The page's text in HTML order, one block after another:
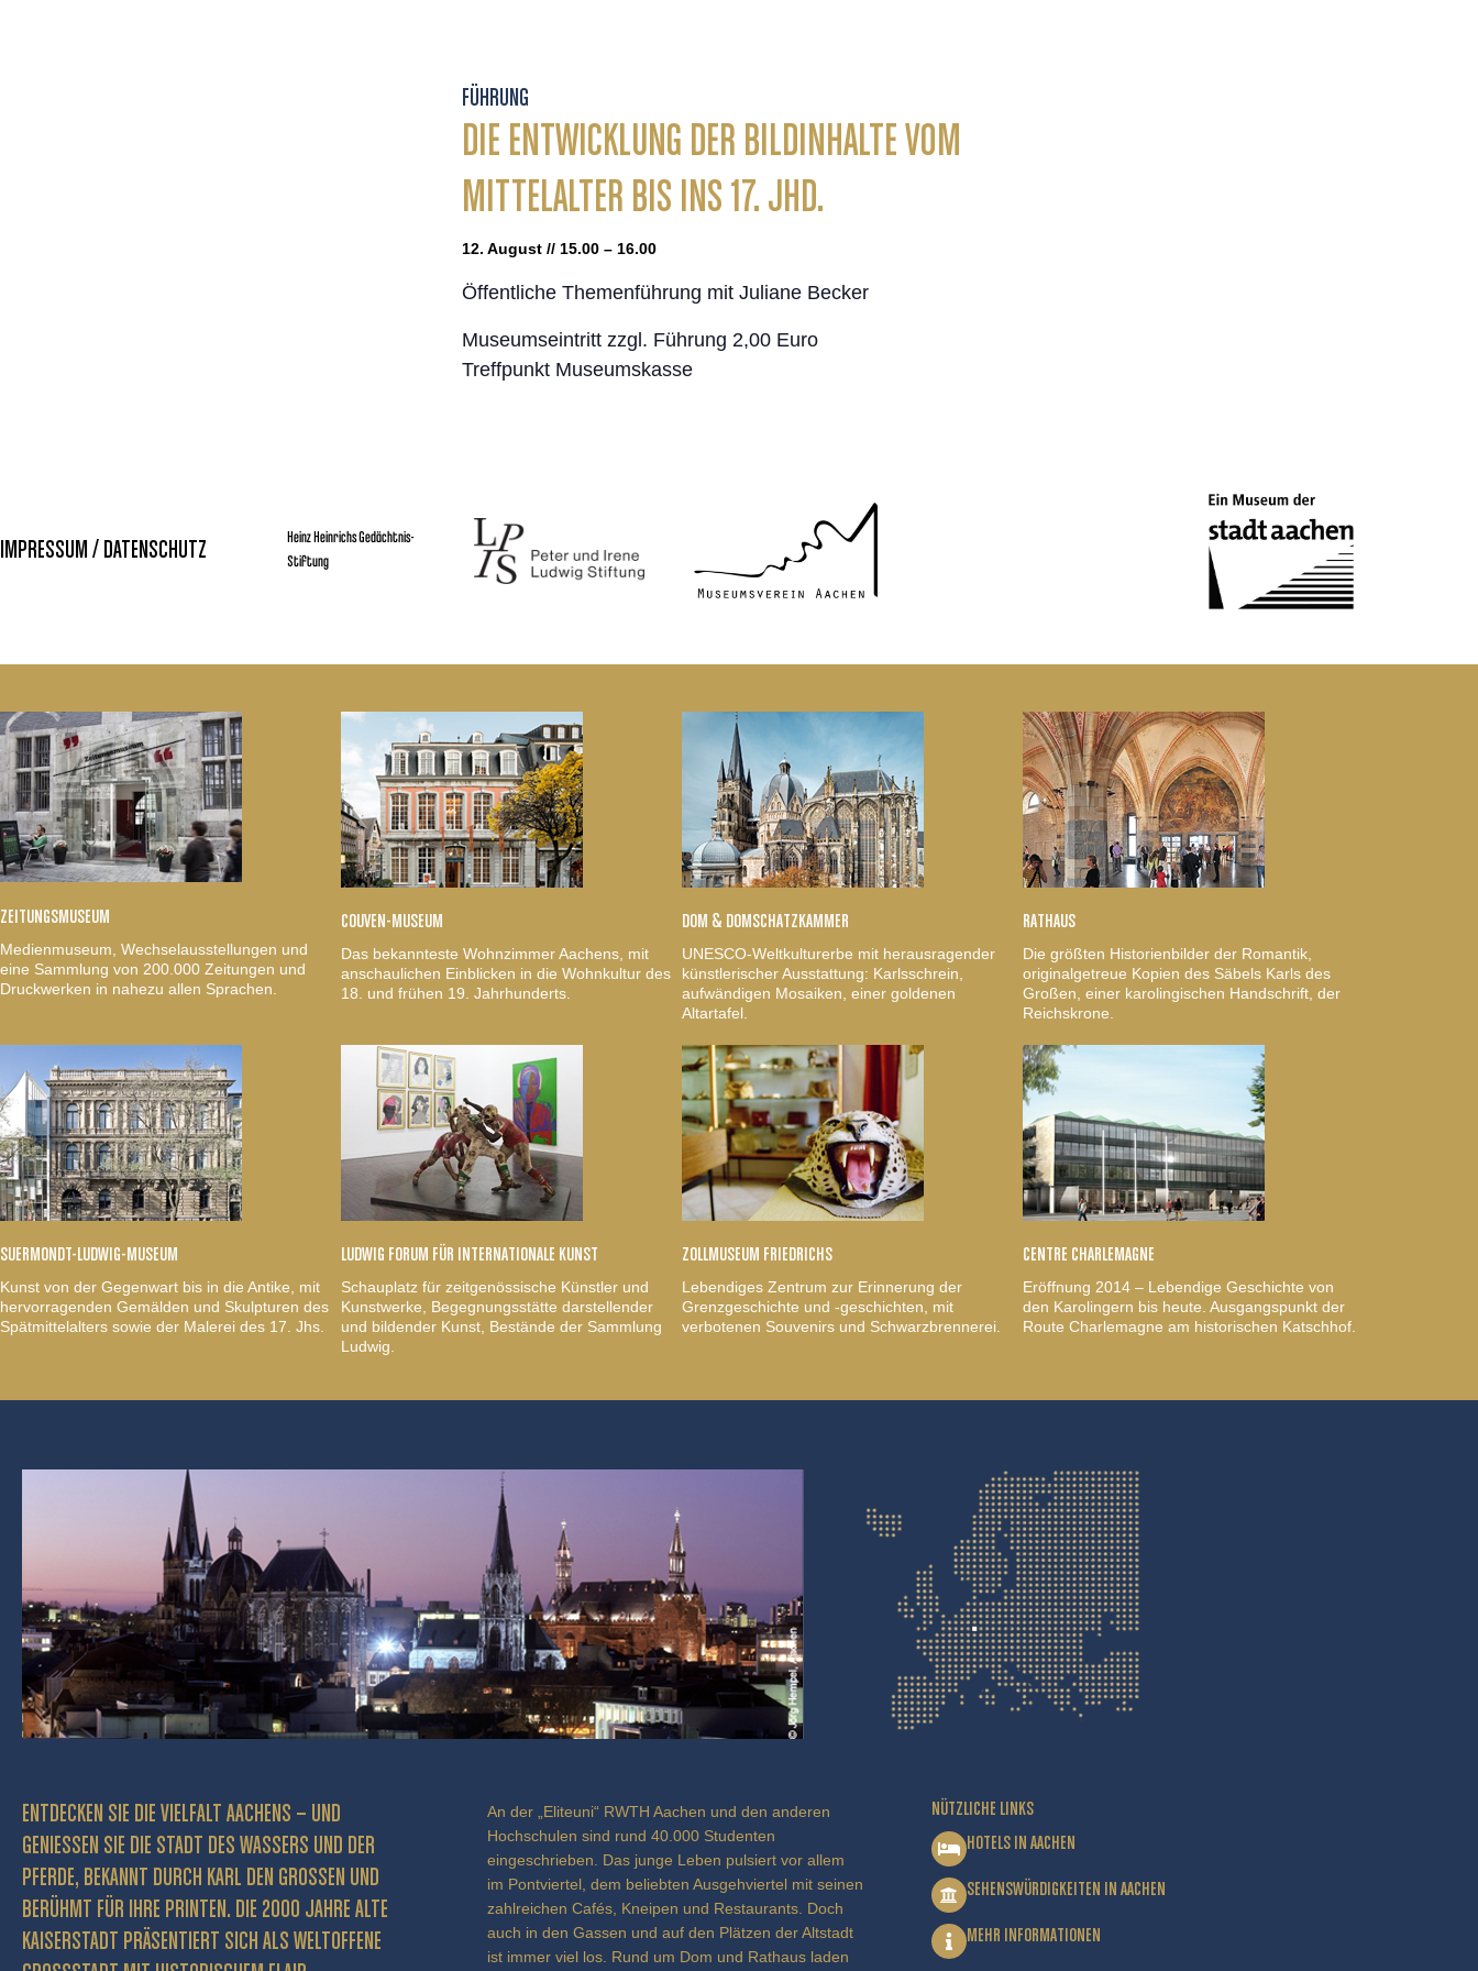
FÜHRUNG
DIE ENTWICKLUNG DER BILDINHALTE VOM
MITTELALTER BIS INS 17. JHD.
12. August // 15.00 – 16.00
Öffentliche Themenführung mit Juliane Becker
Museumseintritt zzgl. Führung 2,00 Euro
Treffpunkt Museumskasse
IMPRESSUM / DATENSCHUTZ
Heinz Heinrichs Gedächtnis-
Stiftung
ZEITUNGSMUSEUM
Medienmuseum, Wechselausstellungen und
eine Sammlung von 200.000 Zeitungen und
Druckwerken in nahezu allen Sprachen.
COUVEN-MUSEUM
Das bekannteste Wohnzimmer Aachens, mit
anschaulichen Einblicken in die Wohnkultur des
18. und frühen 19. Jahrhunderts.
DOM & DOMSCHATZKAMMER
UNESCO-Weltkulturerbe mit herausragender
künstlerischer Ausstattung: Karlsschrein,
aufwändigen Mosaiken, einer goldenen
Altartafel.
RATHAUS
Die größten Historienbilder der Romantik,
originalgetreue Kopien des Säbels Karls des
Großen, einer karolingischen Handschrift, der
Reichskrone.
SUERMONDT-LUDWIG-MUSEUM
Kunst von der Gegenwart bis in die Antike, mit
hervorragenden Gemälden und Skulpturen des
Spätmittelalters sowie der Malerei des 17. Jhs.
LUDWIG FORUM FÜR INTERNATIONALE KUNST
Schauplatz für zeitgenössische Künstler und
Kunstwerke, Begegnungsstätte darstellender
und bildender Kunst, Bestände der Sammlung
Ludwig.
ZOLLMUSEUM FRIEDRICHS
Lebendiges Zentrum zur Erinnerung der
Grenzgeschichte und -geschichten, mit
verbotenen Souvenirs und Schwarzbrennerei.
CENTRE CHARLEMAGNE
Eröffnung 2014 – Lebendige Geschichte von
den Karolingern bis heute. Ausgangspunkt der
Route Charlemagne am historischen Katschhof.
ENTDECKEN SIE DIE VIELFALT AACHENS – UND
GENIESSEN SIE DIE STADT DES WASSERS UND DER P
FERDE, BEKANNT DURCH KARL DEN GROSSEN UND BE
RÜHMT FÜR IHRE PRINTEN. DIE 2000 JAHRE ALTE KA
ISERSTADT PRÄSENTIERT SICH ALS WELTOFFENE GR
An der „Eliteuni“ RWTH Aachen und den anderen
Hochschulen sind rund 40.000 Studenten
eingeschrieben. Das junge Leben pulsiert vor allem
im Pontviertel, dem beliebten Ausgehviertel mit seinen
zahlreichen Cafés, Kneipen und Restaurants. Doch
auch in den Gassen und auf den Plätzen der Altstadt
ist immer viel los. Rund um Dom und Rathaus laden
NÜTZLICHE LINKS
HOTELS IN AACHEN
SEHENSWÜRDIGKEITEN IN AACHEN
MEHR INFORMATIONEN